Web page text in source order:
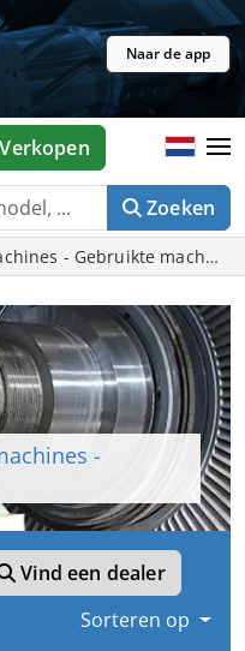
Naar de app
Zoeken
Verkopen
- Gebruikte
-
Vind een dealer
Sorteren op